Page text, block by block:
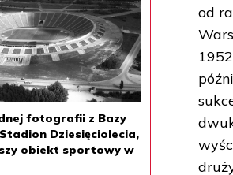
fotografii z Bazy
Stadion Dziesięciolecia,
obiekt sportowy w
od